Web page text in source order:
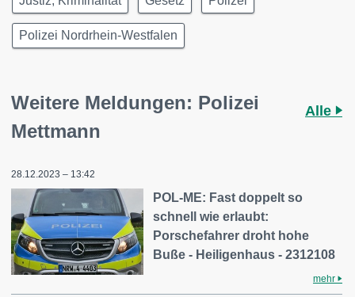
Polizei Nordrhein-Westfalen
Weitere Meldungen: Polizei
Mettmann
Alle
28.12.2023 – 13:42
POL-ME: Fast doppelt so
schnell wie erlaubt:
Porschefahrer droht hohe
Buße - Heiligenhaus - 2312108
mehr